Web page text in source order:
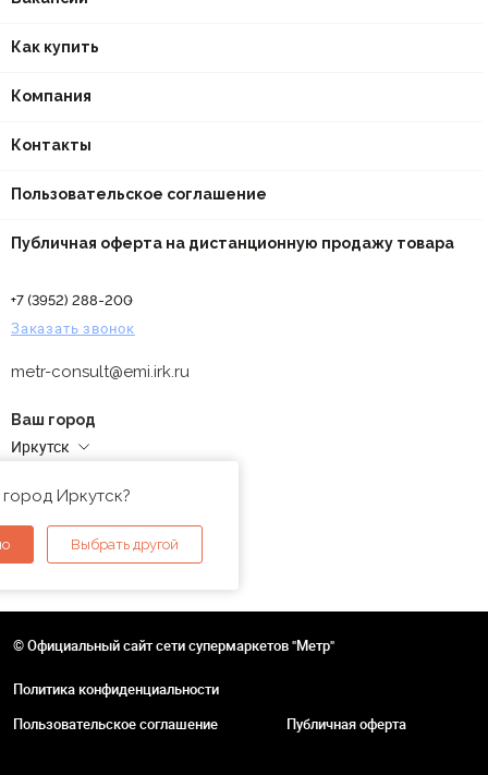
Как купить
Компания
Контакты
Пользовательское соглашение
Публичная оферта на дистанционную продажу товара
+7 (3952) 288-200
Заказать звонок
metr-consult@emi.irk.ru
Ваш город
Иркутск
Иркутск?
Выбрать другой
© Официальный сайт сети супермаркетов "Метр"
Политика конфиденциальности
Пользовательское соглашение
Публичная оферта